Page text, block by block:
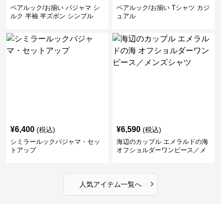
ペアルック/お揃い パジャマ シ
ルク 半袖 半ズボン シンプル
ペアルック/お揃い Tシャツ カジ
ュアル
¥6,400 (税込)
シミラールックパジャマ・セッ
トアップ
¥6,590 (税込)
海辺のカップル エメラルドの海
オフショルダーワンピース／メ
人気アイテム一覧へ ›